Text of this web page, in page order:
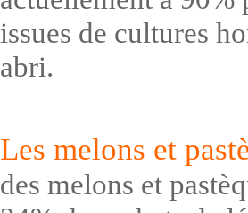
issues de cultures
abri.
Les melons et
des melons et